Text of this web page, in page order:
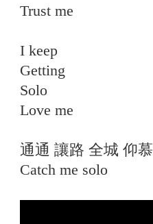
Trust me
I keep
Getting
Solo
Love me
通通 讓路 全城 仰慕
Catch me solo